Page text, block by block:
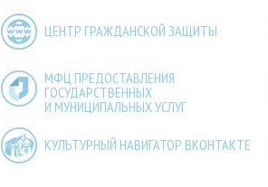
ЦЕНТР ГРАЖДАНСКОЙ ЗАЩИТЫ
МФЦ ПРЕДОСТАВЛЕНИЯ
ГОСУДАРСТВЕННЫХ
И МУНИЦИПАЛЬНЫХ УСЛУГ
КУЛЬТУРНЫЙ НАВИГАТОР ВКОНТАКТЕ